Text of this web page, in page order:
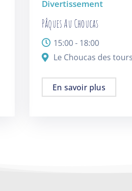
Divertissement
Pâques Au Choucas
15:00 - 18:00
Le Choucas des
En savoir plus